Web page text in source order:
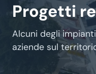
Progetti
Alcuni degli
aziende sul